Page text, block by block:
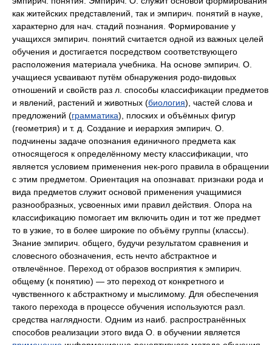
как житейских представлений, так и эмпирич. понятий в науке,
характерно для нач. стадий познания. Формирование у
учащихся эмпирич. понятий считается одной из важных целей
обучения и достигается посредством соответствующего
расположения материала учебника. На основе эмпирич. О.
учащиеся усваивают путём обнаружения родо-видовых
отношений и свойств раз л. способы классификации предметов
и явлений, растений и животных (биология), частей слова и
предложений (грамматика), плоских и объёмных фигур
(геометрия) и т. д. Создание и иерархия эмпирич. О.
подчинены задаче опознания единичного предмета как
относящегося к определённому месту классификации, что
является условием применения нек-рого правила в обращении
с этим предметом. Ориентация на опознават. признаки рода и
вида предметов служит основой применения учащимися
разнообразных, усвоенных ими правил действия. Опора на
классификацию помогает им включить один и тот же предмет
то в узкие, то в более широкие по объёму группы (классы).
Знание эмпирич. общего, будучи результатом сравнения и
словесного обозначения, есть нечто абстрактное и
отвлечённое. Переход от образов восприятия к эмпирич.
общему (к понятию) — это переход от конкретного и
чувственного к абстрактному и мыслимому. Для обеспечения
такого перехода в процессе обучения используются разл.
средства наглядности. Одним из наиб. распространённых
способов реализации этого вида О. в обучении является